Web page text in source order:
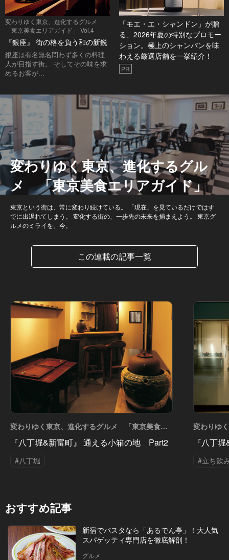
変わりゆく東京、進化するグルメ
「東京美食エリアガイド」 Vol.4
『銀座』 街の格を負う和の新鋭
銀座は有名無名問わず多くの料理
人が目指す街。 そしてその味を求
めるお客が...
「モエ・エ・シャンドン」が贈
る、2026年夏の特別なプロモー
ション。極上のシャンパンを味
わえる厳選店舗を一挙紹介！
PR
変わりゆく東京、進化するグル
メ 「東京美食エリアガイド」
東京という街は、常に変わり続けている。 「現在」を見ているだけではす
でに出遅れてしまう。 変化する街の、一歩先の未来を捕まえよう。 東京グ
ルメのミライを、今。
この連載の記事一覧
変わりゆく東京、進化するグルメ 「東京美食エ
リアガイド」 Vol.17
『八丁堀&新富町』 通える小箱の地 Part2
#八丁堀
変わりゆ
リアガイ
『八丁
#立ち飲
おすすめ記事
新宿でパスタなら「あるでん亭」！大人気
スパゲッティ専門店を徹底解剖！
グルメ